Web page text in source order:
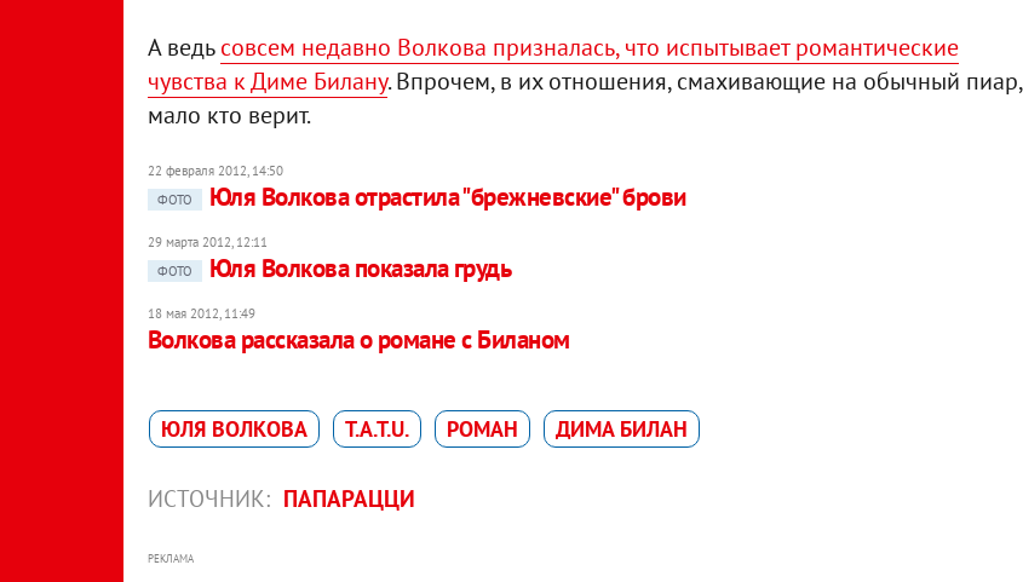
А ведьсовсем недавно Волкова призналась, что испытывает романтические
чувства к Диме Билану. Впрочем, в их отношения, смахивающие на обычный пиар,
мало кто верит.
22 февраля 2012, 14:50
ФОТО
Юля Волкова отрастила "брежневские" брови
29 марта 2012, 12:11
ФОТО
Юля Волкова показала грудь
18 мая 2012, 11:49
Волкова рассказала о романе с Биланом
ЮЛЯ ВОЛКОВА T.A.T.U. РОМАН ДИМА БИЛАН
ИСТОЧНИК: ПАПАРАЦЦИ
РЕКЛАМА